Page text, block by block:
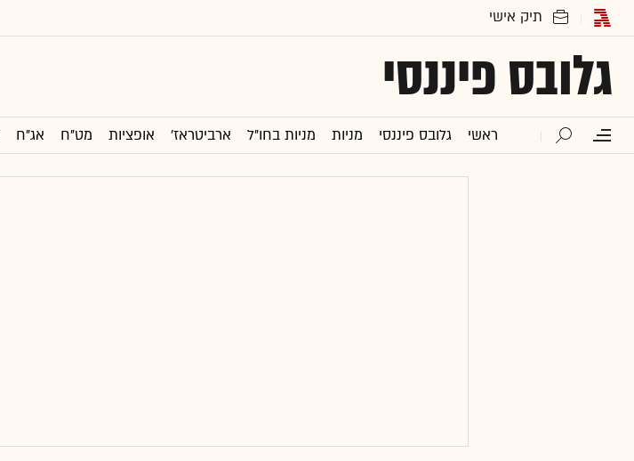
גלובס פיננסי
ראשי גלובס פיננסי מניות מניות בחו"ל ארביטראז' אופציות מט"ח אג"ח